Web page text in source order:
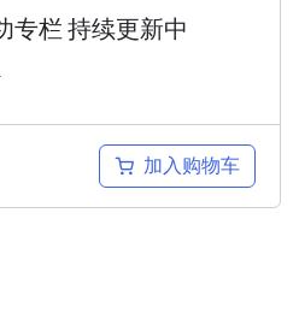
专栏 持续更新中
加入购物车